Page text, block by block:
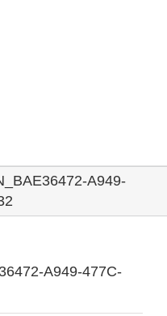
A949-
A949-477C-